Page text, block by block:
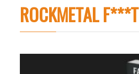
ROCKMETAL F***T